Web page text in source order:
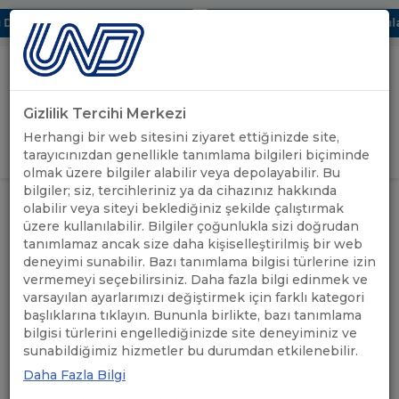
UBAK Bölümü Hakkında UND, Yunanistan Vize
Uluslararası Nakliyeciler Derneği
GİRİŞ YAP
ANASAYFA /
ÖNEMLİ
DUYURULAR
/
AVRUPA BİRLİĞİ MEVZUATINDA
SON GELİŞMELER VE TÜRK
ŞİRKETLER İÇİN YÜKÜMLÜLÜKLER
VE FIRSATLAR
AVRUPA BİRLİĞİ
MEVZUATINDA SON
GELİŞMELER VE TÜRK
Gizlilik Tercihi Merkezi
Herhangi bir web sitesini ziyaret ettiğinizde site,
tarayıcınızdan genellikle tanımlama bilgileri biçiminde
olmak üzere bilgiler alabilir veya depolayabilir. Bu
bilgiler; siz, tercihleriniz ya da cihazınız hakkında
olabilir veya siteyi beklediğiniz şekilde çalıştırmak
üzere kullanılabilir. Bilgiler çoğunlukla sizi doğrudan
tanımlamaz ancak size daha kişiselleştirilmiş bir web
deneyimi sunabilir. Bazı tanımlama bilgisi türlerine izin
vermemeyi seçebilirsiniz. Daha fazla bilgi edinmek ve
varsayılan ayarlarımızı değiştirmek için farklı kategori
başlıklarına tıklayın. Bununla birlikte, bazı tanımlama
bilgisi türlerini engellediğinizde site deneyiminiz ve
sunabildiğimiz hizmetler bu durumdan etkilenebilir.
Daha Fazla Bilgi